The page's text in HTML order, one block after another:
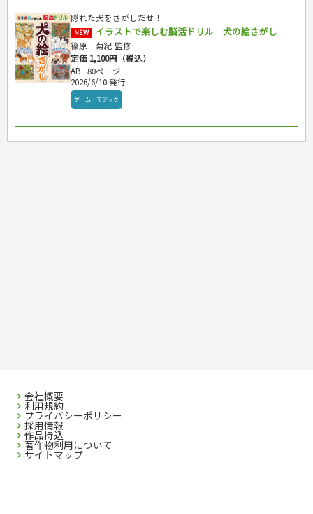
建築・土木
電気・危険物
調理師
スキル・キャリアアップ
危険物取扱者
消防設備士
登録販売者
隠れた犬をさがしだせ！
NEW イラストで楽しむ脳活ドリル 犬の絵さがし
篠原 菊紀 監修
定価 1,100円（税込）
AB
80ページ
2026/6/10 発行
ゲーム・マジック
会社概要
利用規約
プライバシーポリシー
採用情報
作品持込
著作物利用について
サイトマップ